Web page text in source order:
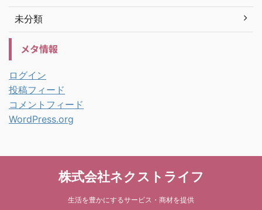
未分類
メタ情報
ログイン
投稿フィード
コメントフィード
WordPress.org
株式会社ネクストライフ
生活を豊かにするサービス・商材を提供